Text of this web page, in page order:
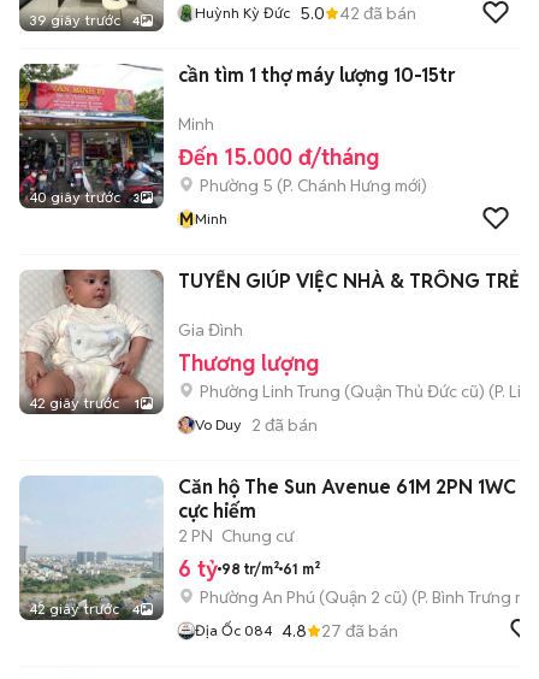
39 giây trước 4 Huỳnh Kỳ Đức 5.0 42 đã bán
40 giây trước 3
cần tìm 1 thợ máy lượng 10-15tr
Minh
Đến 15.000 đ/tháng
Phường 5 (P. Chánh Hưng mới)
MMinh
42 giây trước 1
TUYỂN GIÚP VIỆC NHÀ & TRÔNG TRẺ
Gia Đình
Thương lượng
Phường Linh Trung (Quận Thủ Đức cũ) (P.
Vo Duy 2 đã bán
42 giây trước 4
Căn hộ The Sun Avenue 61M 2PN 1WC
cực hiếm
2 PN Chung cư
6 tỷ 98 tr/m² 61 m²
Phường An Phú (Quận 2 cũ) (P. Bình Trưng
Địa Ốc 084 4.8 27 đã bán